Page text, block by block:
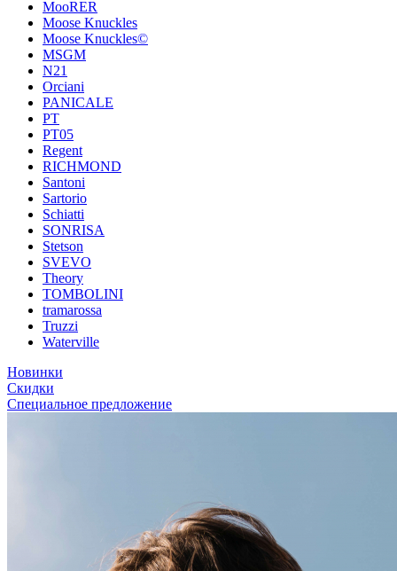
MooRER
Moose Knuckles
Moose Knuckles©️
MSGM
N21
Orciani
PANICALE
PT
PT05
Regent
RICHMOND
Santoni
Sartorio
Schiatti
SONRISA
Stetson
SVEVO
Theory
TOMBOLINI
tramarossa
Truzzi
Waterville
Новинки
Скидки
Специальное предложение